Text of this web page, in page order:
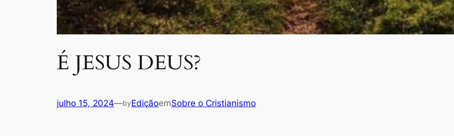
É JESUS DEUS?
julho 15, 2024—byEdiçãoemSobre o Cristianismo